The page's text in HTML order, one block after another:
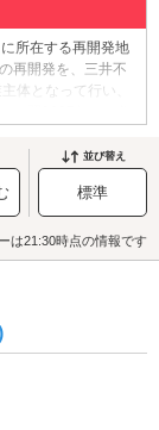
所在する再開発地
再開発を、三井不
体となって行い、
。翌2007年には住
には「東芝未来科
います。おすす
ゾーナ川崎プラ
もアクセスが便利
並び替え
標準
は21:30時点の情報です
ち3.5